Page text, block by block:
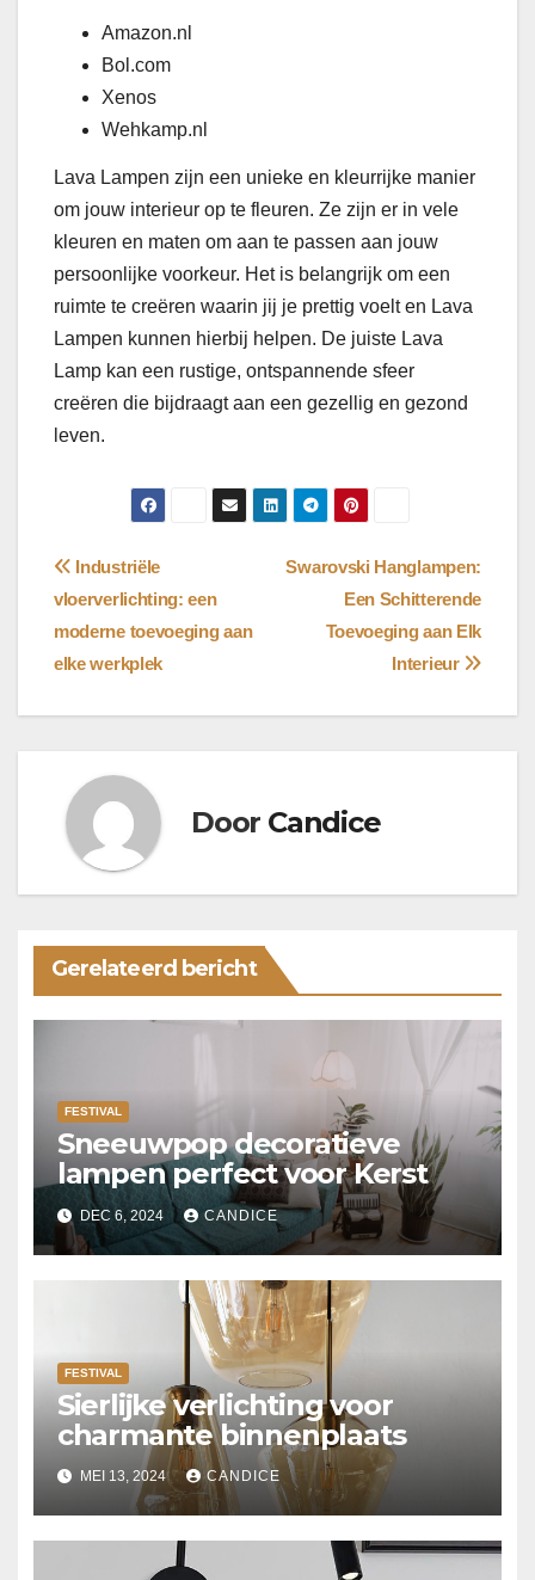
Amazon.nl
Bol.com
Xenos
Wehkamp.nl
Lava Lampen zijn een unieke en kleurrijke manier
om jouw interieur op te fleuren. Ze zijn er in vele
kleuren en maten om aan te passen aan jouw
persoonlijke voorkeur. Het is belangrijk om een ​​
ruimte te creëren waarin jij je prettig voelt en Lava
Lampen kunnen hierbij helpen. De juiste Lava
Lamp kan een rustige, ontspannende sfeer
creëren die bijdraagt aan een gezellig en gezond
leven.
Bericht
navigatie
Swarovski Hanglampen:
Een Schitterende
Toevoeging aan Elk
Interieur
Industriële
vloerverlichting: een
moderne toevoeging aan
elke werkplek
Door Candice
Gerelateerd bericht
FESTIVAL
Sneeuwpop decoratieve
lampen perfect voor Kerst
DEC 6, 2024 CANDICE
FESTIVAL
Sierlijke verlichting voor
charmante binnenplaats
MEI 13, 2024 CANDICE